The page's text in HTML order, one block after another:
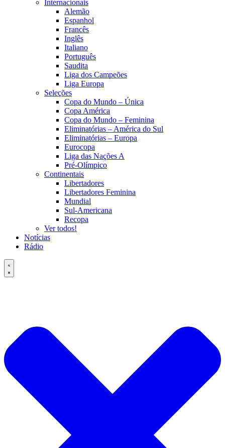
Internacionais
Alemão
Espanhol
Francês
Inglês
Italiano
Português
Saudita
Liga dos Campeões
Liga Europa
Seleções
Copa do Mundo – Única
Copa América
Copa do Mundo – Feminina
Eliminatórias – América do Sul
Eliminatórias – Europa
Eurocopa
Liga das Nações A
Pré-Olímpico
Continentais
Libertadores
Libertadores Feminina
Mundial
Sul-Americana
Recopa
Ver todos!
Notícias
Rádio